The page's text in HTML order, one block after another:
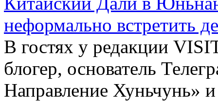
неформально встретить
В гостях у редакции
блогер, основатель
Направление Хуньчунь»